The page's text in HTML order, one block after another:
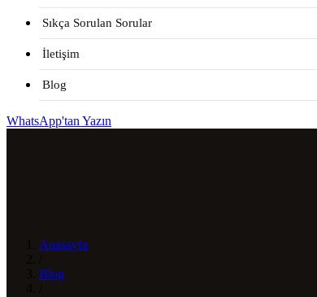
Sıkça Sorulan Sorular
İletişim
Blog
WhatsApp'tan Yazın
Anasayfa
Blog